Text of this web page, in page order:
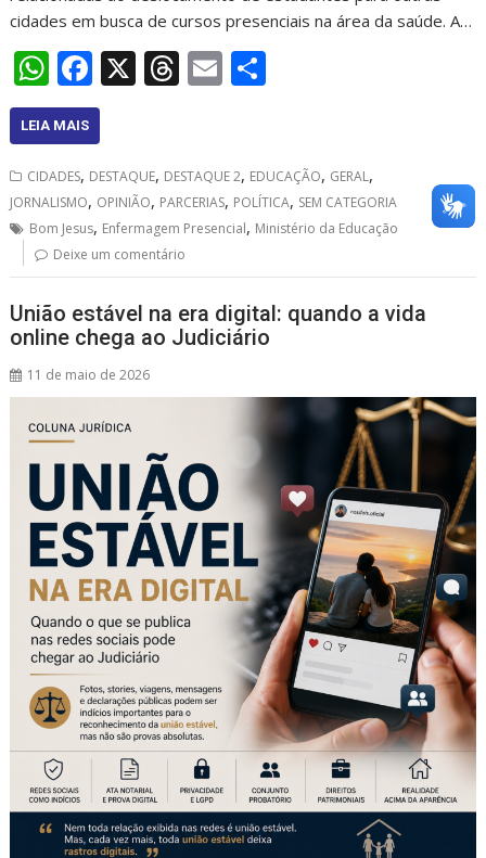
cidades em busca de cursos presenciais na área da saúde. A…
W
h
at
s
A
p
p
F
ac
e
b
o
o
k
X T
a
d
s
E
l e
LEIA MAIS
CIDADES, DESTAQUE, DESTAQUE 2, EDUCAÇÃO, GERAL,
JORNALISMO, OPINIÃO, PARCERIAS, POLÍTICA, SEM CATEGORIA
Bom Jesus, Enfermagem Presencial, Ministério da Educação
Deixe um comentário
União estável na era digital: quando a vida
online chega ao Judiciário
11 de maio de 2026